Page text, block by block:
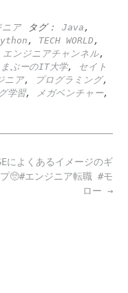
ニア タグ： Java ,
, TECH WORLD ,
エンジニアチャンネル,
まぶーのIT大学,
セイト
ニア, プログラミング,
学習, メガベンチャー,
によくあるイメージのギ
🥺#エンジニア転職 #モ
ロー →